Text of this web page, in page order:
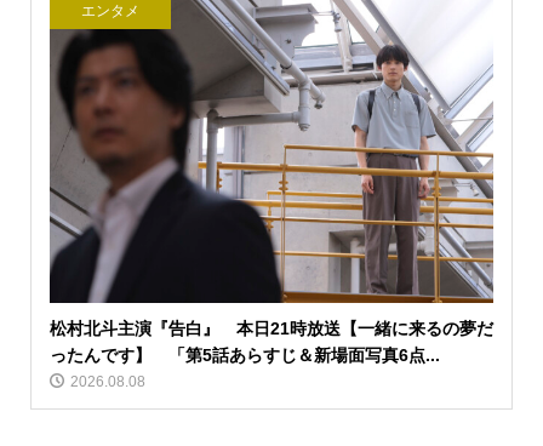
エンタメ
松村北斗主演『告白』 本日21時放送【一緒に来るの夢だ
ったんです】 「第5話あらすじ＆新場面写真6点...
2026.08.08